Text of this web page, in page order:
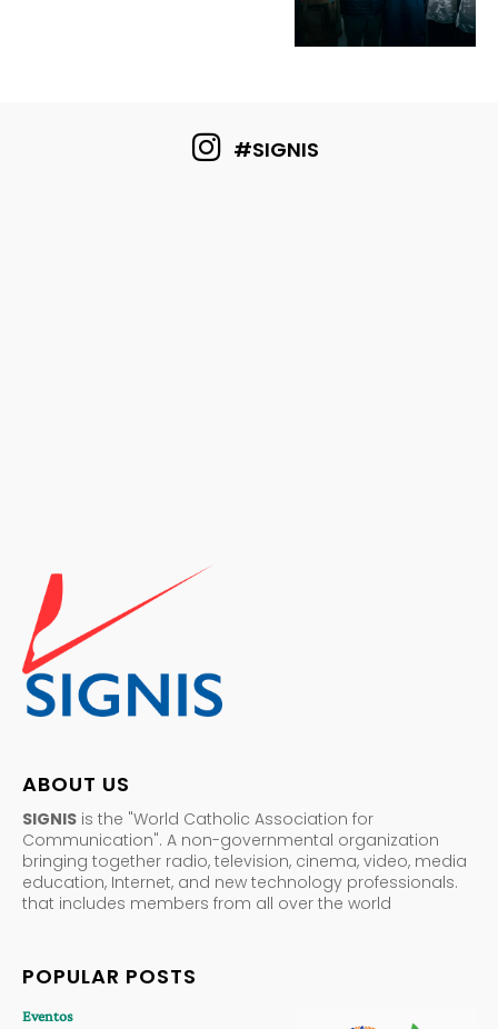
#SIGNIS
ABOUT US
SIGNIS is the "World Catholic Association for
Communication". A non-governmental organization
bringing together radio, television, cinema, video, media
education, Internet, and new technology professionals.
that includes members from all over the world
POPULAR POSTS
Eventos